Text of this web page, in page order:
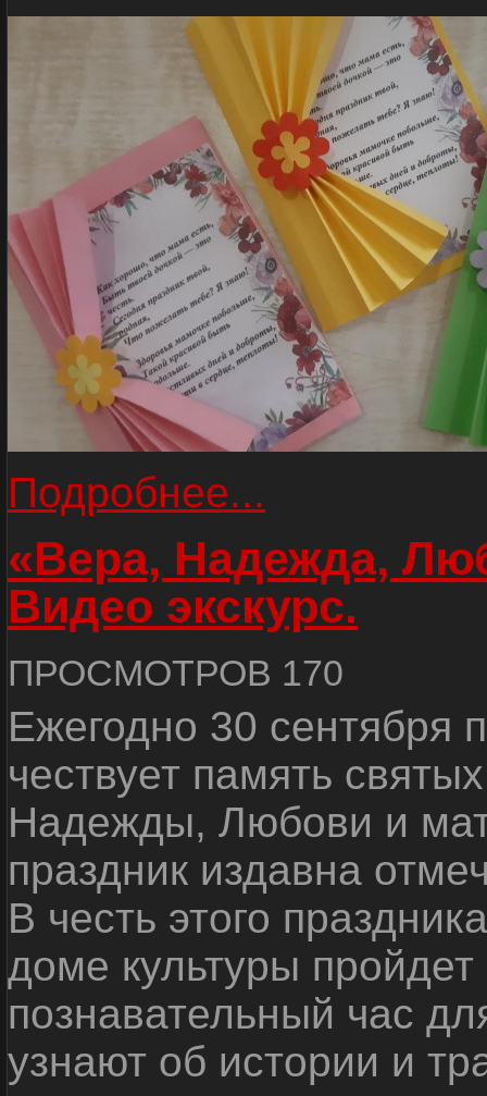
Подробнее...
«Вера, Надежда,
Видео экскурс.
ПРОСМОТРОВ 170
Ежегодно 30 сентября
чествует память
Надежды, Любови и
праздник издавна
В честь этого
доме культуры
познавательный час
узнают об истории и